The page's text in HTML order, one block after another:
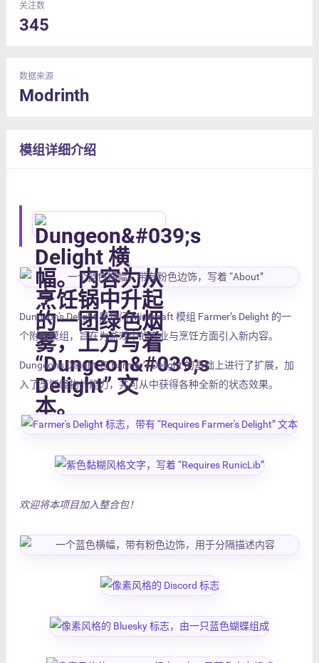
关注数
345
数据来源
Modrinth
模组详细介绍
Dungeon's Delight 是热门 Minecraft 模组 Farmer’s Delight 的一
个附属模组，旨在为游戏中的农业与烹饪方面引入新内容。
Dungeon's Delight 在 Farmer’s Delight 的基础上进行了扩展，加
入了烹饪怪物的能力，并可从中获得各种全新的状态效果。
欢迎将本项目加入整合包！